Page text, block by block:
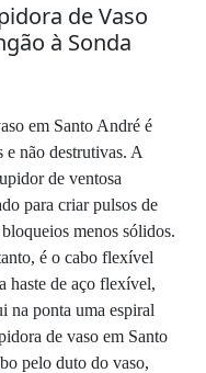
de Vaso
à Sonda
em Santo André é
e não destrutivas. A
de ventosa
para criar pulsos de
menos sólidos.
é o cabo flexível
haste de aço flexível,
na ponta uma espiral
de vaso em Santo
pelo duto do vaso,